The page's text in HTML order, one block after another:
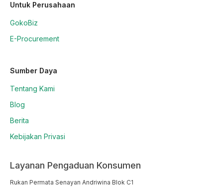
Untuk Perusahaan
GokoBiz
E-Procurement
Sumber Daya
Tentang Kami
Blog
Berita
Kebijakan Privasi
Layanan Pengaduan Konsumen
Rukan Permata Senayan Andriwina Blok C1